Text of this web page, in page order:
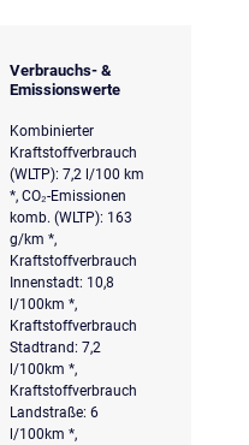
Verbrauchs- &
Emissionswerte
Kombinierter
Kraftstoffverbrauch
(WLTP): 7,2 l/100 km
*, CO₂-Emissionen
komb. (WLTP): 163
g/km *,
Kraftstoffverbrauch
Innenstadt: 10,8
l/100km *,
Kraftstoffverbrauch
Stadtrand: 7,2
l/100km *,
Kraftstoffverbrauch
Landstraße: 6
l/100km *,